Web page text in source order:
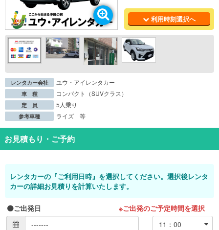
利用時刻選択へ
レンタカー会社 ユウ・アイレンタカー
車 種 コンパクト（SUVクラス）
定 員 5人乗り
参考車種 ライズ 等
お見積もり・ご予約
レンタカーの『ご利用日時』を選択してください。選択後レンタ
カーの詳細お見積りを計算いたします。
ご出発日 ※ご出発のご予定時間を選択